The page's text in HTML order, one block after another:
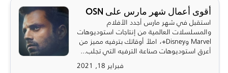
أقوى أعمال شهر مارس على OSN
استقبل في شهر مارس أجدد الأفلام
والمسلسلات العالمية من إنتاجات استوديوهات
Marvel وDisney+، املأ أوقاتك بترفيه مميز من
أعرق استوديوهات صناعة الترفيه التي تجلب...
فبراير 18, 2021